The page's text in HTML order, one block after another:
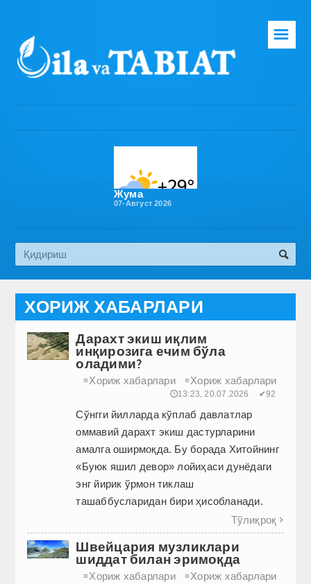
Бош саҳифа
Эко медиа
☰
Жума
07-Август 2026
ХОРИЖ ХАБАРЛАРИ
Дарахт экиш иқлим
инқирозига ечим бўла
оладими?
≡Хориж хабарлари ≡Хориж хабарлари
🕔13:23, 20.07.2026 ✔92
Сўнгги йилларда кўплаб давлатлар
оммавий дарахт экиш дастурларини
амалга оширмоқда. Бу борада Хитойнинг
«Буюк яшил девор» лойиҳаси дунёдаги
энг йирик ўрмон тиклаш
ташаббусларидан бири ҳисобланади.
Тўлиқроқ 
Швейцария музликлари
шиддат билан эримоқда
≡Хориж хабарлари ≡Хориж хабарлари